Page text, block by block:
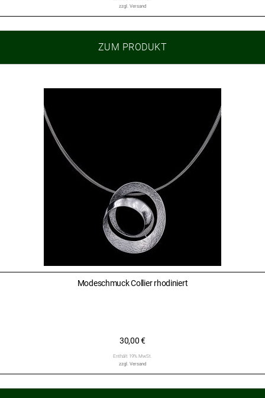
zzgl. Versand
ZUM PRODUKT
Modeschmuck Collier rhodiniert
30,00€
Enthält 19% MwSt.
zzgl. Versand